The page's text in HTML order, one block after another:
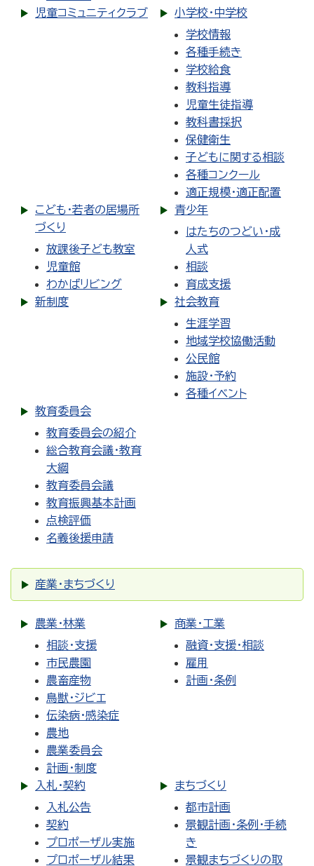
児童コミュニティクラブ
小学校・中学校
学校情報
各種手続き
学校給食
教科指導
児童生徒指導
教科書採択
保健衛生
子どもに関する相談
各種コンクール
適正規模・適正配置
こども・若者の居場所
づくり
放課後子ども教室
児童館
わかばリビング
青少年
はたちのつどい・成
人式
相談
育成支援
新制度
社会教育
生涯学習
地域学校協働活動
公民館
施設・予約
各種イベント
教育委員会
教育委員会の紹介
総合教育会議・教育
大綱
教育委員会議
教育振興基本計画
点検評価
名義後援申請
産業・まちづくり
農業・林業
相談・支援
市民農園
農畜産物
鳥獣・ジビエ
伝染病・感染症
農地
農業委員会
計画・制度
商業・工業
融資・支援・相談
雇用
計画・条例
入札・契約
入札公告
契約
プロポーザル実施
プロポーザル結果
まちづくり
都市計画
景観計画・条例・手続
き
景観まちづくりの取